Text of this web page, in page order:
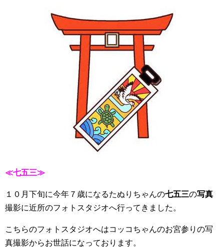
≪七五三≫
１０月下旬に今年７歳になるたぬりちゃんの七五三の写真
撮影に近所のフォトスタジオへ行ってきました。
こちらのフォトスタジオへはコッコちゃんのお宮参りの写
真撮影からお世話になっております。